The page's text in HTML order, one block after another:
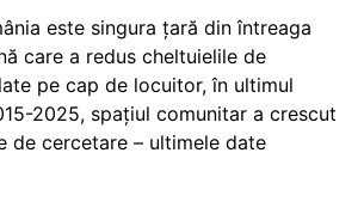
este singura țară din întreaga
care a redus cheltuielile de
pe cap de locuitor, în ultimul
2025, spațiul comunitar a crescut
de cercetare – ultimele date